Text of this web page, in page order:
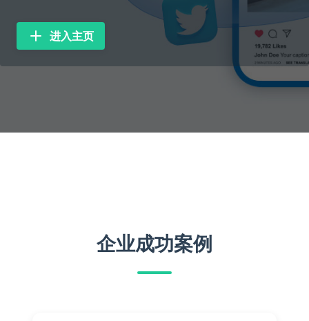
进入主页
企业成功案例